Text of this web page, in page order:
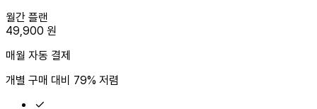
월간 플랜
49,900 원
매월 자동 결제
개별 구매 대비 79% 저렴